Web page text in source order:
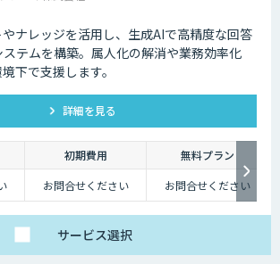
ナレッジを活用し、生成AIで高精度な回答
テムを構築。属人化の解消や業務効率化
下で支援します。
詳細を見る
初期費用
無料プラン
お問合せください お問合せください
サービス選択